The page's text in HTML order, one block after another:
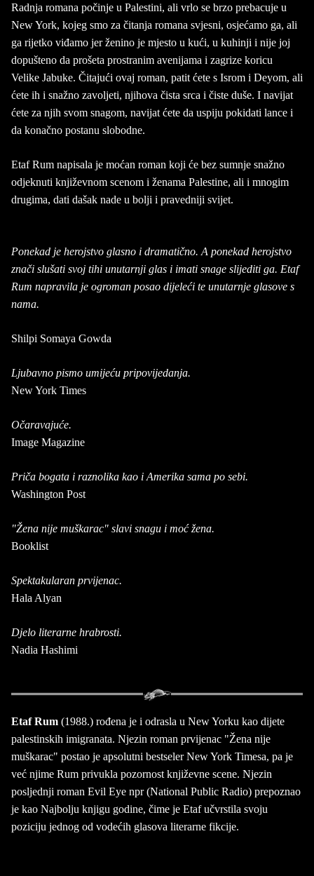
Radnja romana počinje u Palestini, ali vrlo se brzo prebacuje u
New York, kojeg smo za čitanja romana svjesni, osjećamo ga, ali
ga rijetko viđamo jer ženino je mjesto u kući, u kuhinji i nije joj
dopušteno da prošeta prostranim avenijama i zagrize koricu
Velike Jabuke. Čitajući ovaj roman, patit ćete s Isrom i Deyom, ali
ćete ih i snažno zavoljeti, njihova čista srca i čiste duše. I navijat
ćete za njih svom snagom, navijat ćete da uspiju pokidati lance i
da konačno postanu slobodne.
Etaf Rum napisala je moćan roman koji će bez sumnje snažno
odjeknuti književnom scenom i ženama Palestine, ali i mnogim
drugima, dati dašak nade u bolji i pravedniji svijet.
Ponekad je herojstvo glasno i dramatično. A ponekad herojstvo
znači slušati svoj tihi unutarnji glas i imati snage slijediti ga. Etaf
Rum napravila je ogroman posao dijeleći te unutarnje glasove s
nama.
Shilpi Somaya Gowda
Ljubavno pismo umijeću pripovijedanja.
New York Times
Očaravajuće.
Image Magazine
Priča bogata i raznolika kao i Amerika sama po sebi.
Washington Post
"Žena nije muškarac" slavi snagu i moć žena.
Booklist
Spektakularan prvijenac.
Hala Alyan
Djelo literarne hrabrosti.
Nadia Hashimi
Etaf Rum (1988.) rođena je i odrasla u New Yorku kao dijete
palestinskih imigranata. Njezin roman prvijenac "Žena nije
muškarac" postao je apsolutni bestseler New York Timesa, pa je
već njime Rum privukla pozornost književne scene. Njezin
posljednji roman Evil Eye npr (National Public Radio) prepoznao
je kao Najbolju knjigu godine, čime je Etaf učvrstila svoju
poziciju jednog od vodećih glasova literarne fikcije.